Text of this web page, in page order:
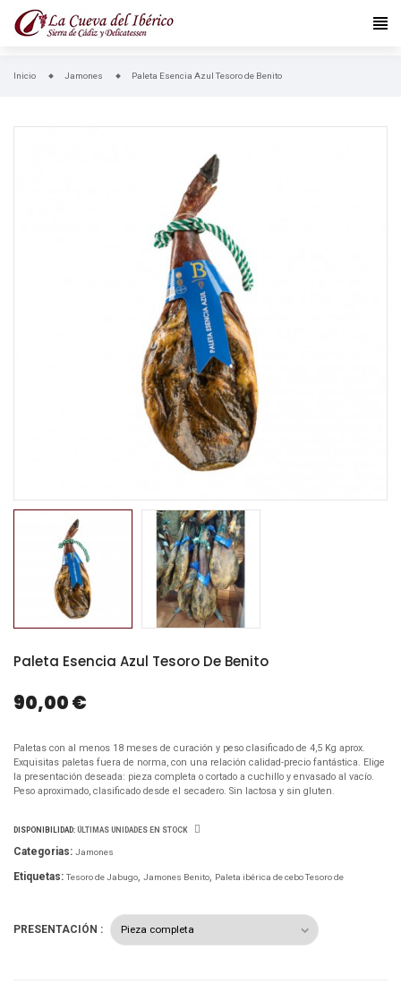
Inicio Jamones Paleta Esencia Azul Tesoro de Benito
Paleta Esencia Azul Tesoro De Benito
90,00 €
Paletas con al menos 18 meses de curación y peso clasificado de 4,5 Kg aprox.
Exquisitas paletas fuera de norma, con una relación calidad-precio fantástica. Elige
la presentación deseada: pieza completa o cortado a cuchillo y envasado al vacío.
Peso aproximado, clasificado desde el secadero. Sin lactosa y sin gluten.
DISPONIBILIDAD: ÚLTIMAS UNIDADES EN STOCK
Categorias: Jamones
Etiquetas: Tesoro de Jabugo Jamones Benito Paleta ibérica de cebo Tesoro de
PRESENTACIÓN :